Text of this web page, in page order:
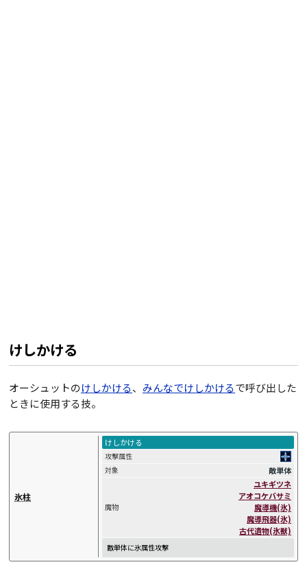
けしかける
オーシュットのけしかける、 みんなでけしかけるで呼び出した
ときに使用する技。
氷柱
けしかける
攻撃属性
対象
敵単体
魔物
ユキギツネ
アオコケバサミ
魔導機(氷)
魔導飛器(氷)
古代遺物(氷獣)
敵単体に氷属性攻撃